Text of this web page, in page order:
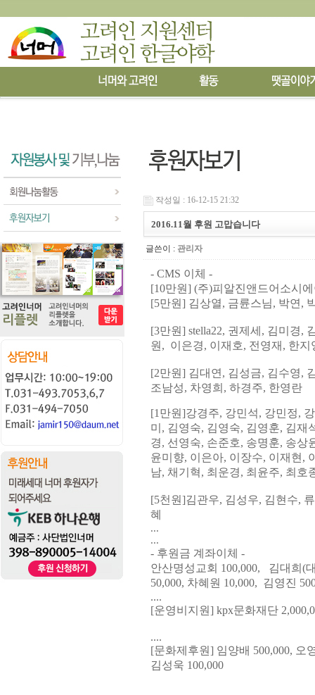
작성일 : 16-12-15 21:32
2016.11월 후원 고맙습니다
글쓴이 : 관리자
- CMS 이체 -
[10만원] (주)피알진앤드어소시
[5만원] 김상열, 금륜스님, 박연,
[3만원] stella22, 권제세 , 김미경,
원 , 이은경, 이재호, 전영재, 한지
[2만원] 김대연 , 김성금, 김수영,
조남성, 차영희 , 하경주, 한영란
[1 만원]강경주, 강민석, 강민정,
미, 김영숙, 김영숙, 김영훈, 김재
경, 선영숙, 손준호, 송명훈, 송상
윤미향, 이은아, 이장수, 이재현 ,
남, 채기혁, 최운경, 최윤주, 최호
[5천원]김관우, 김성우, 김현수,
혜
...
...
- 후원금 계좌이체 -
안산명성교회 100,000, 김대희(
50,000, 차혜원 10,000, 김영진
....
[운영비지원] kpx문화재단
....
[문화제후원] 임양배 500,000, 오
김성욱 100,000